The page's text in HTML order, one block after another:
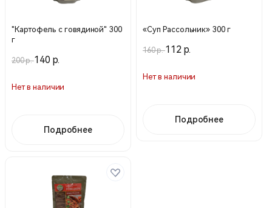
"Картофель с говядиной" 300
г
200 р.140 р.
Нет в наличии
Подробнее
«Суп Рассольник» 300 г
160 р.112 р.
Нет в наличии
Подробнее